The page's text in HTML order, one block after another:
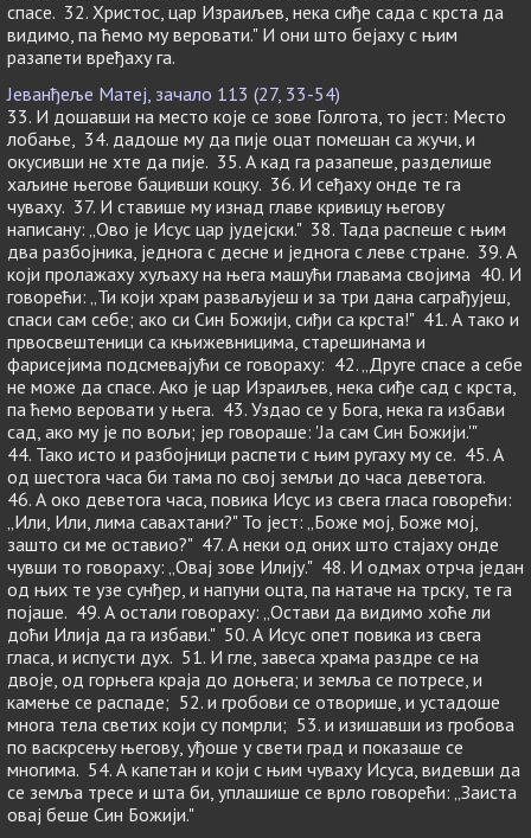
спасе. 32. Христос, цар Израиљев, нека сиђе сада с крста да
видимо, па ћемо му веровати." И они што бејаху с њим
разапети вређаху га.
Јеванђеље Матеј, зачало 113 (27, 33-54)
33. И дошавши на место које се зове Голгота, то јест: Место
лобање, 34. дадоше му да пије оцат помешан са жучи, и
окусивши не хте да пије. 35. А кад га разапеше, разделише
хаљине његове бацивши коцку. 36. И сеђаху онде те га
чуваху. 37. И ставише му изнад главе кривицу његову
написану: „Ово је Исус цар јудејски." 38. Тада распеше с њим
два разбојника, једнога с десне и једнога с леве стране. 39. А
који пролажаху хуљаху на њега машући главама својима 40. И
говорећи: „Ти који храм разваљујеш и за три дана саграђујеш,
спаси сам себе; ако си Син Божији, сиђи са крста!" 41. А тако и
првосвештеници са књижевницима, старешинама и
фарисејима подсмевајући се говораху: 42. „Друге спасе а себе
не може да спасе. Ако је цар Израиљев, нека сиђе сад с крста,
па ћемо веровати у њега. 43. Уздао се у Бога, нека га избави
сад, ако му је по вољи; јер говораше: 'Ја сам Син Божији.'"
44. Тако исто и разбојници распети с њим ругаху му се. 45. А
од шестога часа би тама по свој земљи до часа деветога.
46. А око деветога часа, повика Исус из свега гласа говорећи:
„Или, Или, лима савахтани?" То јест: „Боже мој, Боже мој,
зашто си ме оставио?" 47. А неки од оних што стајаху онде
чувши то говораху: „Овај зове Илију." 48. И одмах отрча један
од њих те узе сунђер, и напуни оцта, па натаче на трску, те га
појаше. 49. А остали говораху: „Остави да видимо хоће ли
доћи Илија да га избави." 50. А Исус опет повика из свега
гласа, и испусти дух. 51. И гле, завеса храма раздре се на
двоје, од горњега краја до доњега; и земља се потресе, и
камење се распаде; 52. и гробови се отворише, и устадоше
многа тела светих који су помрли; 53. и изишавши из гробова
по васкрсењу његову, уђоше у свети град и показаше се
многима. 54. А капетан и који с њим чуваху Исуса, видевши да
се земља тресе и шта би, уплашише се врло говорећи: „Заиста
овај беше Син Божији."